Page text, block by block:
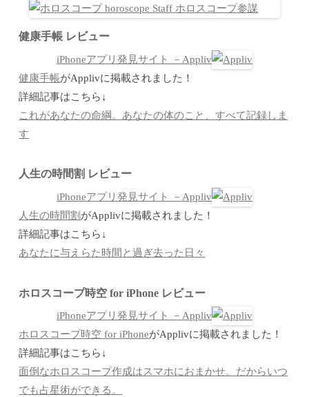
健康手帳 レビュー
iPhoneアプリ発見サイト －Appliv
健康手帳がApplivに掲載されました！
詳細記事はこちら↓
これがあなたの命綱。あなたの体のこと、すべて記録しま
す
人生の時間割 レビュー
iPhoneアプリ発見サイト －Appliv
人生の時間割 がApplivに掲載されました！
詳細記事はこちら↓
あなたに与えらた時間と過ぎ去った日々
ホロスコープ時空 for iPhone レビュー
iPhoneアプリ発見サイト －Appliv
ホロスコープ時空 for iPhoneがApplivに掲載されました！
詳細記事はこちら↓
面倒なホロスコープ作成はスマホにおまかせ。だからいつ
でも占星術ができる。